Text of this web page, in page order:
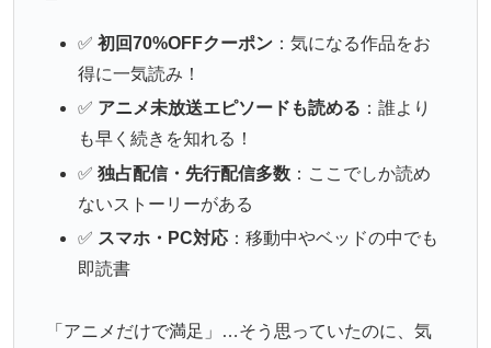
✅ 初回70%OFFクーポン：気になる作品をお
得に一気読み！
✅ アニメ未放送エピソードも読める ：誰より
も早く続きを知れる！
✅ 独占配信・先行配信多数：ここでしか読め
ないストーリーがある
✅ スマホ・PC対応：移動中やベッドの中でも
即読書
「アニメだけで満足」…そう思っていたのに、気